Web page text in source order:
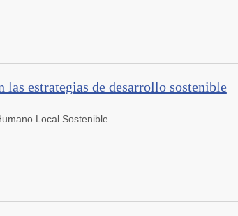
las estrategias de desarrollo sostenible
Local Sostenible